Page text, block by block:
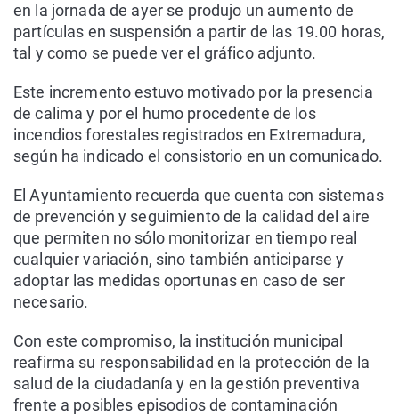
en la jornada de ayer se produjo un aumento de
partículas en suspensión a partir de las 19.00 horas,
tal y como se puede ver el gráfico adjunto.
Este incremento estuvo motivado por la presencia
de calima y por el humo procedente de los
incendios forestales registrados en Extremadura,
según ha indicado el consistorio en un comunicado.
El Ayuntamiento recuerda que cuenta con sistemas
de prevención y seguimiento de la calidad del aire
que permiten no sólo monitorizar en tiempo real
cualquier variación, sino también anticiparse y
adoptar las medidas oportunas en caso de ser
necesario.
Con este compromiso, la institución municipal
reafirma su responsabilidad en la protección de la
salud de la ciudadanía y en la gestión preventiva
frente a posibles episodios de contaminación